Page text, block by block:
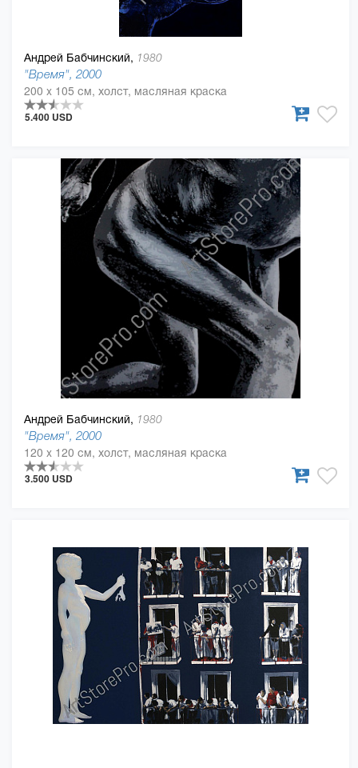
Андрей Бабчинский, 1980
"Время", 2000
200 x 105 см, холст, масляная краска
5.400 USD
Андрей Бабчинский, 1980
"Время", 2000
120 x 120 см, холст, масляная краска
3.500 USD